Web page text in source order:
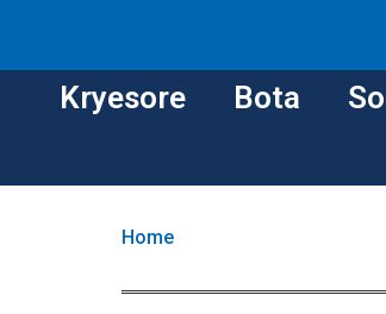
Kryesore Bota
Home